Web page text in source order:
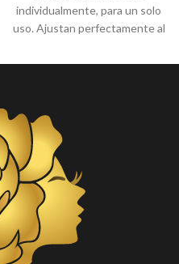
individualmente, para un solo
uso. Ajustan perfectamente al
excelente estabilidad y